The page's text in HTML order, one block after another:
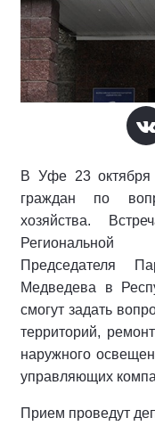
В Уфе 23 октября
граждан по
хозяйства.
Председателя
Медведева в
смогут задать
территорий,
наружного
управляющих
Прием проведут